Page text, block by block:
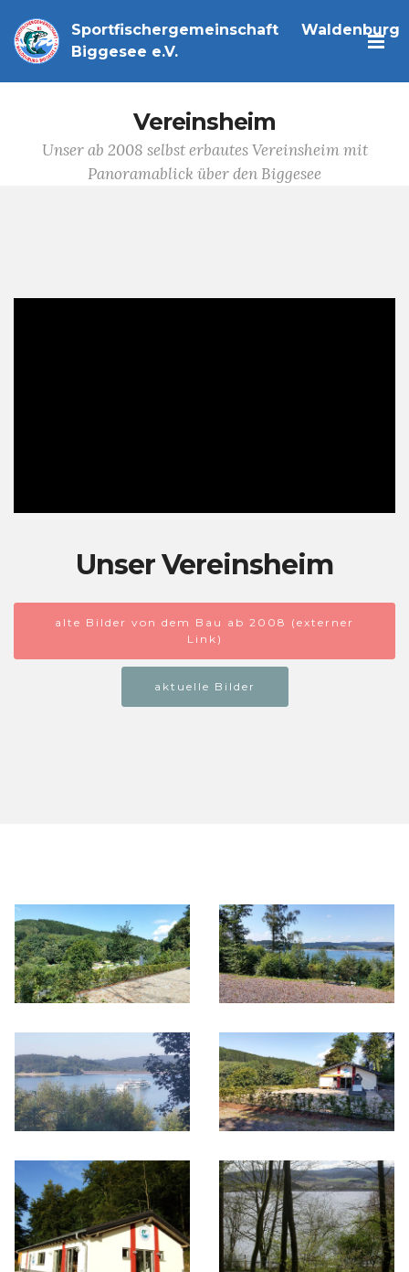
Sportfischergemeinschaft Waldenburg
Biggesee e.V.
Vereinsheim
Unser ab 2008 selbst erbautes Vereinsheim mit
Panoramablick über den Biggesee
Unser Vereinsheim
alte Bilder von dem Bau ab 2008 (externer
Link)
aktuelle Bilder